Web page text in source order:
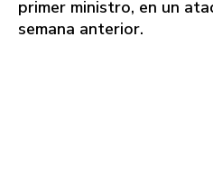
primer ministro, en un
semana anterior.